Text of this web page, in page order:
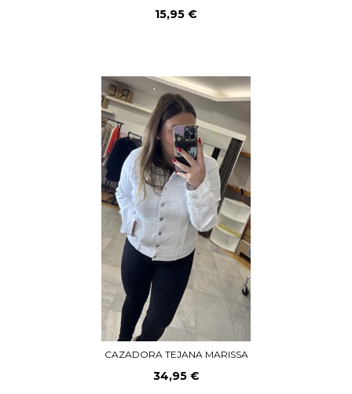
15,95 €
CAZADORA TEJANA MARISSA
34,95 €